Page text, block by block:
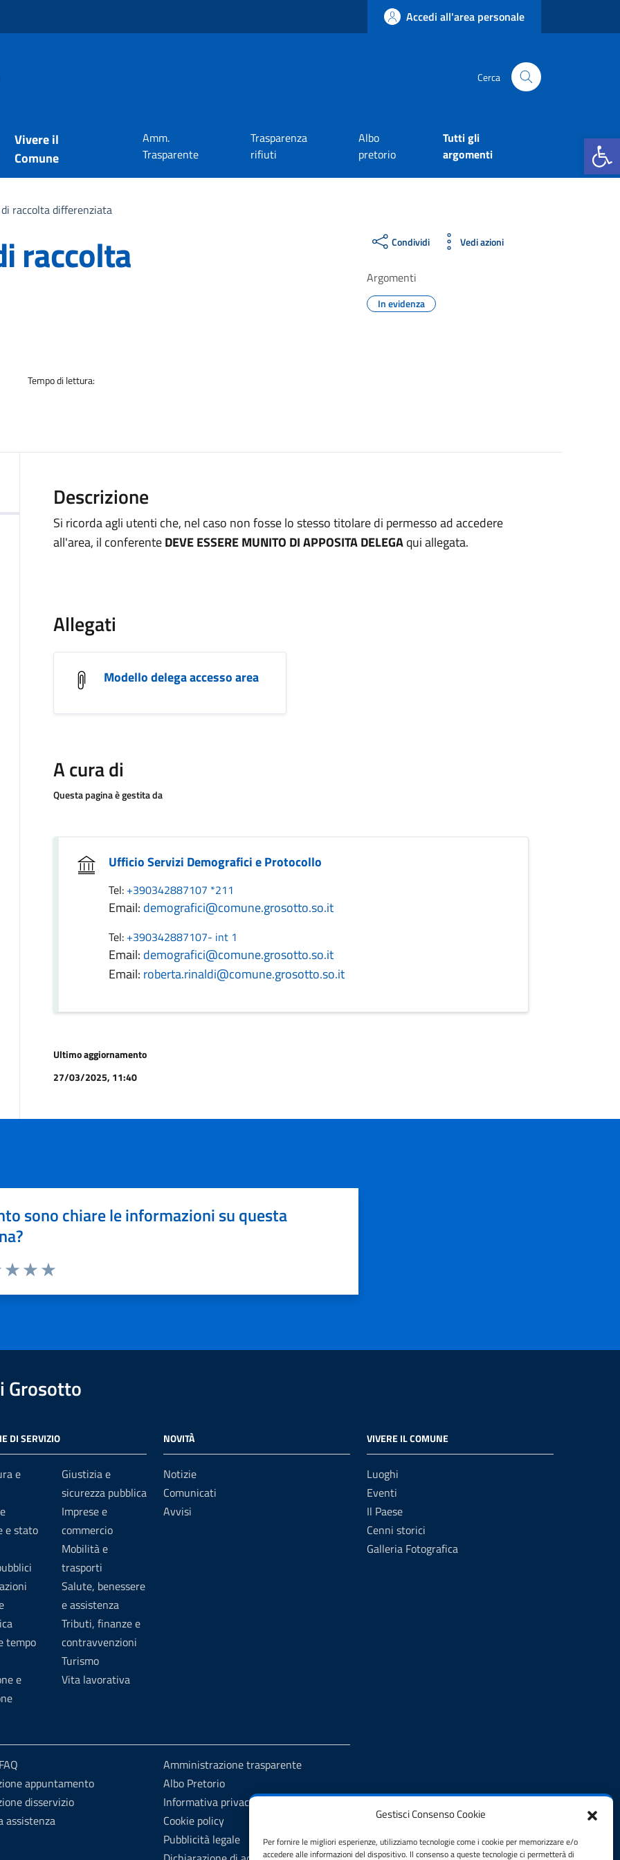
Apri la
Gestisci Consenso Cookie
Per fornire le migliori esperienze, utilizziamo tecnologie come i cookie per memorizzare e/o
accedere alle informazioni del dispositivo. Il consenso a queste tecnologie ci permetterà di
Accedi all'area personale
Cerca
Vivere il
Comune
Amm.
Trasparente
Trasparenza
rifiuti
Albo
pretorio
Tutti gli
argomenti
di raccolta differenziata
raccolta
Tempo di lettura:
Condividi Vedi azioni
Argomenti
In evidenza
Descrizione
Si ricorda agli utenti che, nel caso non fosse lo stesso titolare di permesso ad accedere
all'area, il conferenteDEVE ESSERE MUNITO DI APPOSITA DELEGAqui allegata.
Allegati
Modello delega accesso area
A cura di
Questa pagina è gestita da
Ufficio Servizi Demografici e Protocollo
Tel: +390342887107 *211
Email: demografici@comune.grosotto.so.it
Tel: +390342887107- int 1
Email: demografici@comune.grosotto.so.it
Email: roberta.rinaldi@comune.grosotto.so.it
Ultimo aggiornamento
27/03/2025, 11:40
sono chiare le informazioni su questa
Grosotto
DI SERVIZIO
e
e stato
tempo
e
Giustizia e
sicurezza pubblica
Imprese e
commercio
Mobilità e
trasporti
Salute, benessere
e assistenza
Tributi, finanze e
contravvenzioni
Turismo
Vita lavorativa
NOVITÀ
Notizie
Comunicati
Avvisi
VIVERE IL COMUNE
Luoghi
Eventi
Il Paese
Cenni storici
Galleria Fotografica
appuntamento
disservizio
assistenza
Amministrazione trasparente
Albo Pretorio
Informativa privacy
Cookie policy
Pubblicità legale